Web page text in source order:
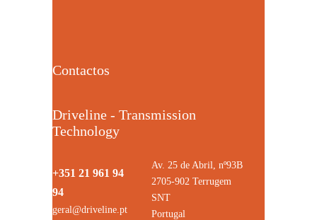
Contactos
Driveline - Transmission
Technology
+351 21 961 94
94
geral@driveline.pt
Av. 25 de Abril, nº93B
2705-902 Terrugem
SNT
Portugal